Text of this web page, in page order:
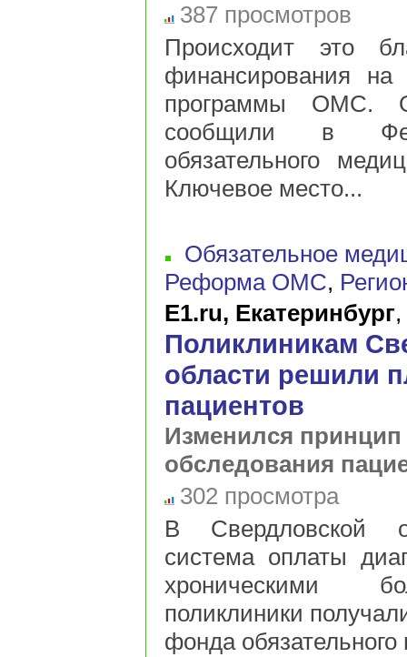
387 просмотров
Происходит это
финансирования на
программы ОМС.
сообщили в
обязательного
Ключевое место...
Обязательное
Реформа ОМС,
E1.ru, Екатеринбург,
Поликлиникам
области решили
пациентов
Изменился
обследования
302 просмотра
В Свердловской
система оплаты
хроническими
поликлиники
фонда обязательного